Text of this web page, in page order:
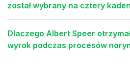
został wybrany na cztery
Dlaczego Albert Speer
wyrok podczas procesów